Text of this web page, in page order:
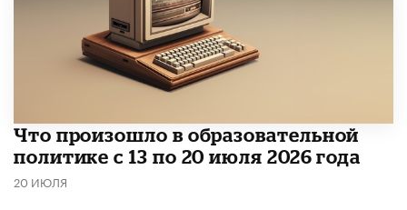
Что произошло в образовательной
политике с 13 по 20 июля 2026 года
20 ИЮЛЯ